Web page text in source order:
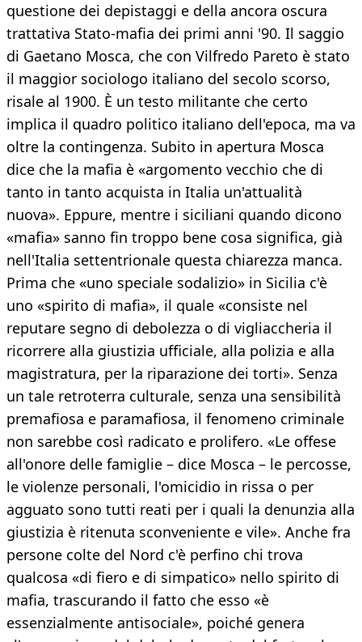
questione dei depistaggi e della ancora oscura
trattativa Stato-mafia dei primi anni '90. Il saggio
di Gaetano Mosca, che con Vilfredo Pareto è stato
il maggior sociologo italiano del secolo scorso,
risale al 1900. È un testo militante che certo
implica il quadro politico italiano dell'epoca, ma va
oltre la contingenza. Subito in apertura Mosca
dice che la mafia è «argomento vecchio che di
tanto in tanto acquista in Italia un'attualità
nuova». Eppure, mentre i siciliani quando dicono
«mafia» sanno fin troppo bene cosa significa, già
nell'Italia settentrionale questa chiarezza manca.
Prima che «uno speciale sodalizio» in Sicilia c'è
uno «spirito di mafia», il quale «consiste nel
reputare segno di debolezza o di vigliaccheria il
ricorrere alla giustizia ufficiale, alla polizia e alla
magistratura, per la riparazione dei torti». Senza
un tale retroterra culturale, senza una sensibilità
premafiosa e paramafiosa, il fenomeno criminale
non sarebbe così radicato e prolifero. «Le offese
all'onore delle famiglie – dice Mosca – le percosse,
le violenze personali, l'omicidio in rissa o per
agguato sono tutti reati per i quali la denunzia alla
giustizia è ritenuta sconveniente e vile». Anche fra
persone colte del Nord c'è perfino chi trova
qualcosa «di fiero e di simpatico» nello spirito di
mafia, trascurando il fatto che esso «è
essenzialmente antisociale», poiché genera